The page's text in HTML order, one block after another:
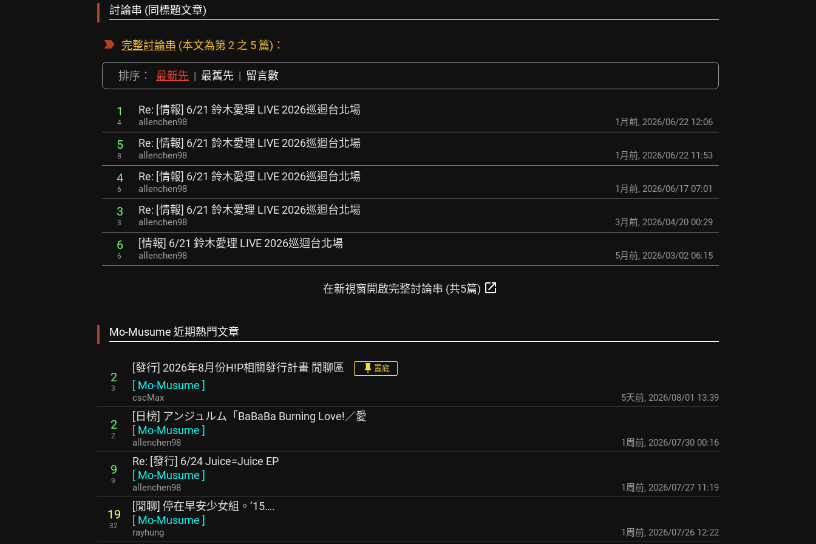
討論串 (同標題文章)
完整討論串 (本文為第 2 之 5 篇)：
排序： 最新先 | 最舊先 | 留言數
1
4
Re: [情報] 6/21 鈴木愛理 LIVE 2026巡迴台北場
allenchen98 1月前, 2026/06/22 12:06
5
8
Re: [情報] 6/21 鈴木愛理 LIVE 2026巡迴台北場
allenchen98 1月前, 2026/06/22 11:53
4
6
Re: [情報] 6/21 鈴木愛理 LIVE 2026巡迴台北場
allenchen98 1月前, 2026/06/17 07:01
3
3
Re: [情報] 6/21 鈴木愛理 LIVE 2026巡迴台北場
allenchen98 3月前, 2026/04/20 00:29
6
6
[情報] 6/21 鈴木愛理 LIVE 2026巡迴台北場
allenchen98 5月前, 2026/03/02 06:15
在新視窗開啟完整討論串 (共5篇) open_in_new
Mo-Musume 近期熱門文章
2
3
[發行] 2026年8月份H!P相關發行計畫 閒聊區 置底
[ Mo-Musume ]
cscMax 5天前, 2026/08/01 13:39
2
2
[日榜] アンジュルム「BaBaBa Burning Love!／愛
[ Mo-Musume ]
allenchen98 1周前, 2026/07/30 00:16
9
9
Re: [發行] 6/24 Juice=Juice EP
[ Mo-Musume ]
allenchen98 1周前, 2026/07/27 11:19
19
32
[閒聊] 停在早安少女組。’15….
[ Mo-Musume ]
rayhung 1周前, 2026/07/26 12:22